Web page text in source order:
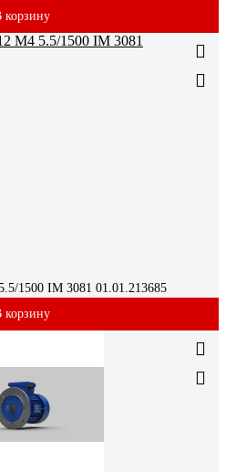
корзину
1500 IM 3081 01.01.213685
корзину